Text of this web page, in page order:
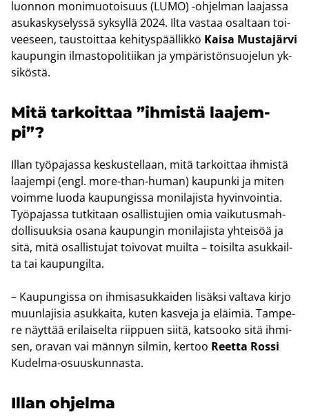
luon­non mo­ni­muo­toi­suus (LUMO) -​ohjelman laa­jas­sa
asu­kas­ky­se­lys­sä syk­syl­lä 2024. Ilta vas­taa osal­taan toi­
vee­seen, taus­toit­taa ke­hi­tys­pääl­lik­kö Kaisa Mus­ta­jär­vi
kau­pun­gin il­mas­to­po­li­tii­kan ja ym­pä­ris­tön­suo­je­lun yk­
si­kös­tä.
Mitä tar­koit­taa ”ih­mis­tä laa­jem­
pi”?
Illan työ­pa­jas­sa kes­kus­tel­laan, mitä tar­koit­taa ih­mis­tä
laa­jem­pi (engl. more-​than-human) kau­pun­ki ja miten
voim­me luoda kau­pun­gis­sa mo­ni­la­jis­ta hy­vin­voin­tia.
Työ­pa­jas­sa tut­ki­taan osal­lis­tu­jien omia vai­ku­tus­mah­
dol­li­suuk­sia osana kau­pun­gin mo­ni­la­jis­ta yh­tei­söä ja
sitä, mitä osal­lis­tu­jat toi­vo­vat muil­ta – toi­sil­ta asuk­kail­
ta tai kau­pun­gil­ta.
– Kau­pun­gis­sa on ih­mi­sa­suk­kai­den li­säk­si val­ta­va kirjo
muun­la­ji­sia asuk­kai­ta, kuten kas­ve­ja ja eläi­miä. Tam­pe­
re näyt­tää eri­lai­sel­ta riip­puen siitä, kat­soo­ko sitä ih­mi­
sen, ora­van vai män­nyn sil­min, ker­too Reet­ta Rossi
Kudelma-​osuuskunnasta.
Illan oh­jel­ma